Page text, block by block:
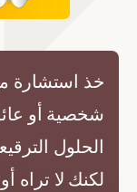
خذ استشارة
شخصية أو
الحلول
لكنك لا تراه